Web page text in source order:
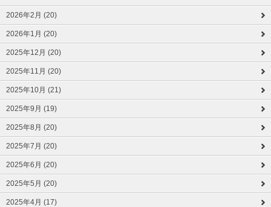
2026年2月 (20)
2026年1月 (20)
2025年12月 (20)
2025年11月 (20)
2025年10月 (21)
2025年9月 (19)
2025年8月 (20)
2025年7月 (20)
2025年6月 (20)
2025年5月 (20)
2025年4月 (17)